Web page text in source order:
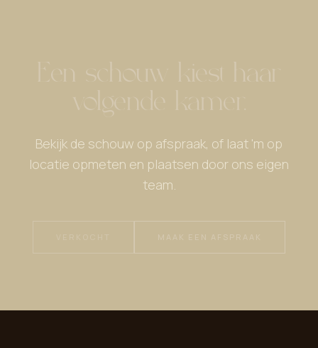
Een schouw kiest haar
volgende kamer.
Bekijk de schouw op afspraak, of laat 'm op
locatie opmeten en plaatsen door ons eigen
team.
MAAK EEN AFSPRAAK